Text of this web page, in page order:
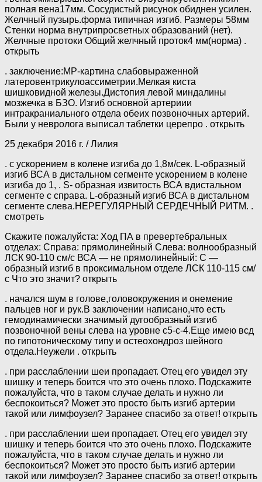
полная вена17мм. Сосудистый рисунок обиднен усилен.
Желчный пузырь.форма типичная изгиб. Размеры 58мм
Стенки норма внутрипросветных образований (нет).
Желчные протоки Общий желчный проток4 мм(норма) .
открыть
. заключение:МР-картина слабовыраженной
латеровентрикулоассиметрии.Мелкая киста
шишковидной железы.Дистопия левой миндалины
мозжечка в БЗО. Изгиб основной артериии
интракраниального отдела обеих позвоночных артерий.
Были у невролога выписал таблетки церепро . открыть
25 декабря 2016 г. / Лилия
. с ускорением в колене изгиба до 1,8м/сек. L-образный
изгиб ВСА в дистальном сегменте ускорением в колене
изгиба до 1, . S- образная извитость ВСА вдистальном
сегменте с справа. L-образный изгиб ВСА в дистальном
сегменте слева.НЕРЕГУЛЯРНЫЙ СЕРДЕЧНЫЙ РИТМ. .
смотреть
Скажите пожалуйста: Ход ПА в превертебральных
отделах: Справа: прямолинейный Слева: волнообразный
ЛСК 90-110 см/с ВСА — не прямолинейный: С —
образный изгиб в проксимальном отделе ЛСК 110-115 см/
с Что это значит? открыть
. начался шум в голове,головокружения и онемение
пальцев ног и рук.В заключении написано,что есть
гемодинамически значимый дугообразный изгиб
позвоночной вены слева на уровне с5-с-4.Еще имею всд
по гипотоническому типу и остеохондроз шейного
отдела.Неужели . открыть
. при расслаблении шеи пропадает. Отец его увидел эту
шишку и теперь боится что это очень плохо. Подскажите
пожалуйста, что в таком случае делать и нужно ли
беспокоиться? Может это просто быть изгиб артерии
такой или лимфоузел? Заранее спасибо за ответ! открыть
. при расслаблении шеи пропадает. Отец его увидел эту
шишку и теперь боится что это очень плохо. Подскажите
пожалуйста, что в таком случае делать и нужно ли
беспокоиться? Может это просто быть изгиб артерии
такой или лимфоузел? Заранее спасибо за ответ! открыть